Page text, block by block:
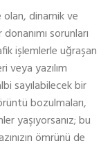
dinamik ve
sorunları
işlemlerle uğraşan
veya yazılım
sayılabilecek bir
bozulmaları,
yaşıyorsanız; bu
ömrünü de